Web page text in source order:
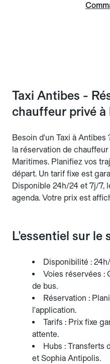
Taxi Antibes -
chauffeur privé à
Besoin d'un Taxi à
la réservation de
Maritimes. Planifiez vos
départ. Un tarif fixe est
Disponible 24h/24 et 7j/7,
agenda. Votre prix est
L'essentiel sur le
Disponibilité :
Voies réservées :
de bus.
Réservation :
l'application.
Tarifs : Prix fixe
attente.
Hubs : Transferts
et Sophia Antipolis.